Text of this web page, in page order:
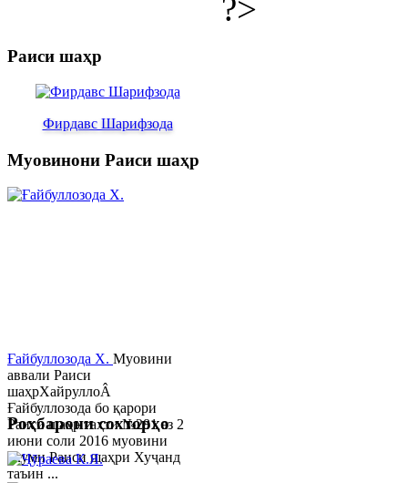
?>
Раиси шаҳр
Фирдавс Шарифзода
Муовинони Раиси шаҳр
Ғайбуллозода Х. Муовини
аввали Раиси
шаҳрХайруллоÂ
Ғайбуллозода бо қарори
Раиси шаҳр таҳти №281 аз 2
июни соли 2016 муовини
якуми Раиси шаҳри Хуҷанд
таъин ...
Роҳбарони сохторҳо